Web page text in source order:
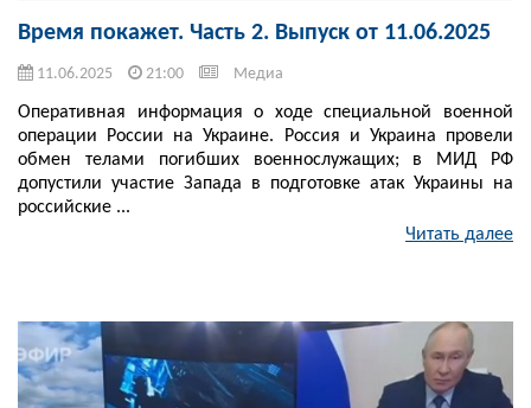
Время покажет. Часть 2. Выпуск от 11.06.2025
11.06.2025 21:00 Медиа
Оперативная информация о ходе специальной военной
операции России на Украине. Россия и Украина провели
обмен телами погибших военнослужащих; в МИД РФ
допустили участие Запада в подготовке атак Украины на
российские ...
Читать далее